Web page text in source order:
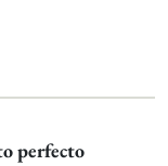
perfecto